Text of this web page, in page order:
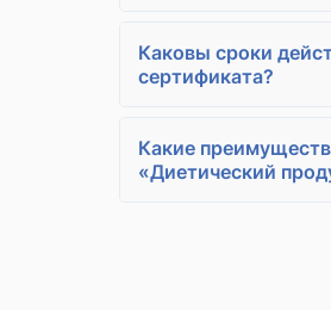
Каковы сроки
сертификата?
Какие
«Диетический